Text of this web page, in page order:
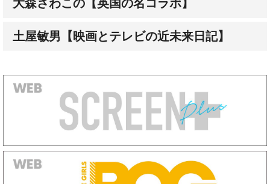
大森さわこの【英国の名コラボ】
土屋敏男【映画とテレビの近未来日記】